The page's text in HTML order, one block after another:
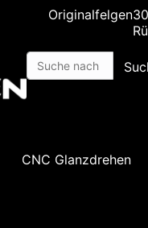
Originalfelgen
CNC Glanzdrehen